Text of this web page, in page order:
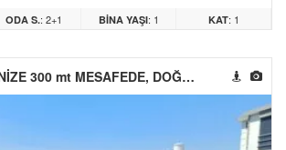
ODA S.: 2+1 BINA YAŞI: 1 KAT: 1
AKARCA’DA DENİZE 300 mt MESAFEDE, DOĞALGAZLI, BAHÇELİ 3+1 VİLLA